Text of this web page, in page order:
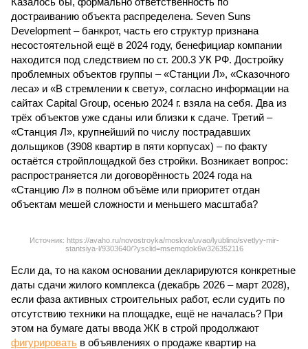
достраиванию объекта распределена. Seven Suns
Development – банкрот, часть его структур признана
несостоятельной ещё в 2024 году, бенефициар компании
находится под следствием по ст. 200.3 УК РФ. Достройку
проблемных объектов группы – «Станции Л», «Сказочного
леса» и «В стремлении к свету», согласно информации на
сайтах Capital Group, осенью 2024 г. взяла на себя. Два из
трёх объектов уже сданы или близки к сдаче. Третий –
«Станция Л», крупнейший по числу пострадавших
дольщиков (3908 квартир в пяти корпусах) – по факту
остаётся стройплощадкой без стройки. Возникает вопрос:
распространяется ли договорённость 2024 года на
«Станцию Л» в полном объёме или приоритет отдан
объектам мешей сложности и меньшего масштаба?
Источник: https://avaho.ru/novostroyka/moskva/uvao/lyublino/svetlyy-mir-
stantsiya-l/9303640/?ysclid=msemqdok6w326352116
Если да, то на каком основании декларируются конкретные
даты сдачи жилого комплекса (декабрь 2026 – март 2028),
если фаза активных строительных работ, если судить по
отсутствию техники на площадке, ещё не началась? При
этом на бумаге даты ввода ЖК в строй продолжают
фигурировать в объявлениях о продаже квартир на